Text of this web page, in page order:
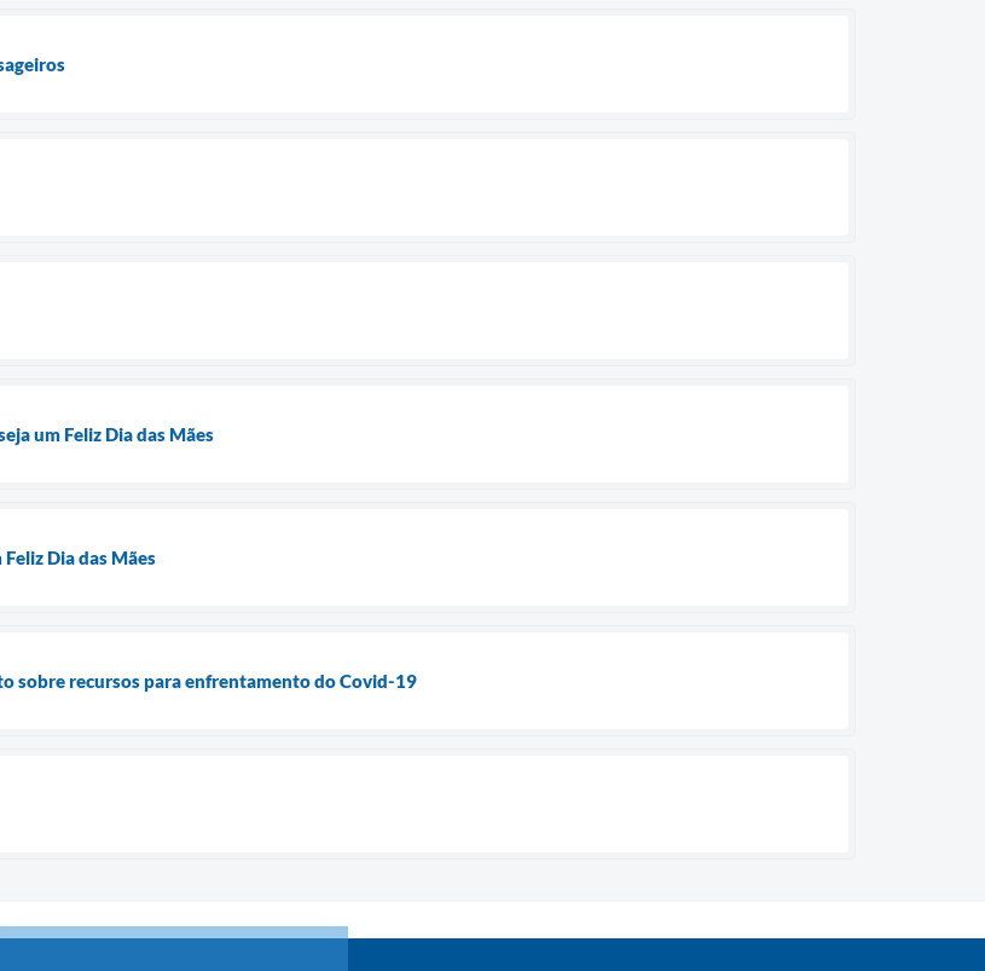
um Feliz Dia das Mães
Dia das Mães
sobre recursos para enfrentamento do Covid-19